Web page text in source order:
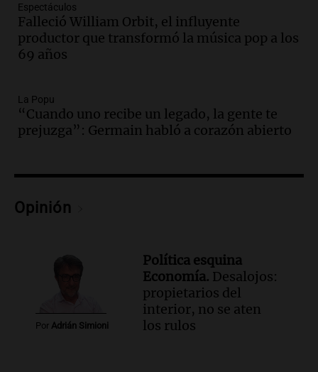
Episodios
Audio. Descuentos de hasta 700.000
pesos en salarios docentes en Jujuy
Episodios
Audio.Docentes de Jujuy denuncian
descuentos de hasta 700.000 pesos en
Audio.
Episodios
Audio.Docentes de Jujuy enfrentan
descuentos de hasta 700.000 pesos en
sus salarios, denuncian desde el
sindicato
Espectáculos
Falleció William Orbit, el influyente
productor que transformó la música pop a los
69 años
La Popu
“Cuando uno recibe un legado, la gente te
prejuzga”: Germain habló a corazón abierto
Opinión
Por Adrián Simioni
Política esquina
Economía. Desalojos:
propietarios del
interior, no se aten
los rulos